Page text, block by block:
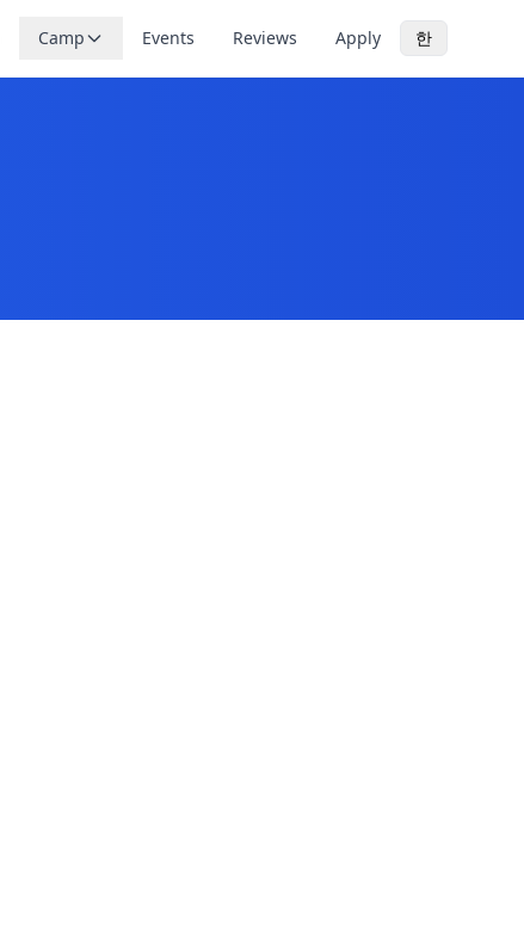
Camp Events Reviews Apply 한